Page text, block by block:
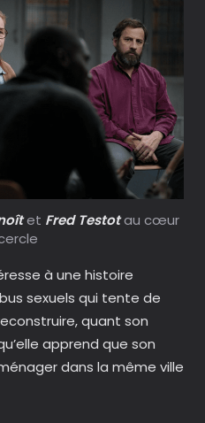
et Fred Testotau cœur
à une histoire
sexuels qui tente de
quant son
apprend que son
dans la même ville